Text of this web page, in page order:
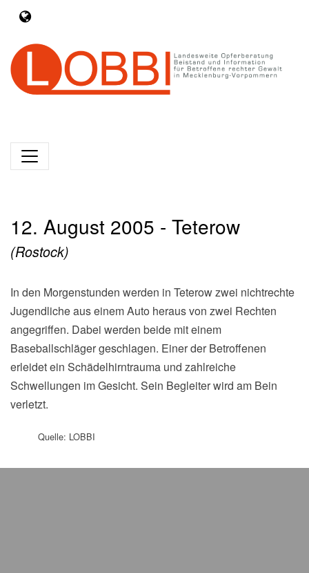
12. August 2005 - Teterow
(Rostock)
In den Morgenstunden werden in Teterow zwei nichtrechte
Jugendliche aus einem Auto heraus von zwei Rechten
angegriffen. Dabei werden beide mit einem
Baseballschläger geschlagen. Einer der Betroffenen
erleidet ein Schädelhirntrauma und zahlreiche
Schwellungen im Gesicht. Sein Begleiter wird am Bein
verletzt.
Quelle: LOBBI